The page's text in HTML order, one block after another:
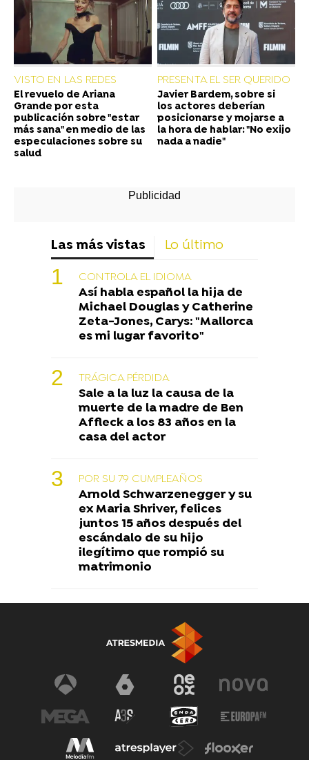
VISTO EN LAS REDES
El revuelo de Ariana
Grande por esta
publicación sobre "estar
más sana" en medio de las
especulaciones sobre su
salud
PRESENTA EL SER QUERIDO
Javier Bardem, sobre si
los actores deberían
posicionarse y mojarse a
la hora de hablar: "No exijo
nada a nadie"
Las más vistas Lo último
CONTROLA EL IDIOMA
Así habla español la hija de
Michael Douglas y Catherine
Zeta-Jones, Carys: "Mallorca
es mi lugar favorito"
TRÁGICA PÉRDIDA
Sale a la luz la causa de la
muerte de la madre de Ben
Affleck a los 83 años en la
casa del actor
POR SU 79 CUMPLEAÑOS
Arnold Schwarzenegger y su
ex Maria Shriver, felices
juntos 15 años después del
escándalo de su hijo
ilegítimo que rompió su
matrimonio